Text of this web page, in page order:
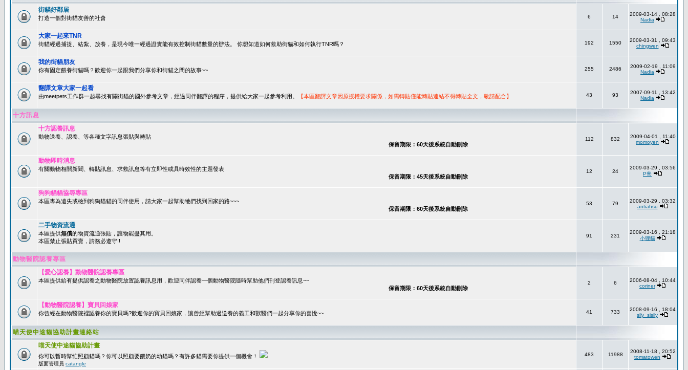
街貓好鄰居
打造一個對街貓友善的社會 6 14
2009-03-14 , 08:28
Nadia
大家一起來TNR
街貓經過捕捉、結紮、放養，是現今唯一經過證實能有效控制街貓數量的辦法。 你想知道如何救助街貓和如何執行TNR嗎？ 192 1550
2009-03-31 , 09:43
chingwen
我的街貓朋友
你有固定餵養街貓嗎？歡迎你一起跟我們分享你和街貓之間的故事~~ 255 2486
2009-02-19 , 11:09
Nadia
翻譯文章大家一起看
由meetpets工作群一起尋找有關街貓的國外參考文章，經過同伴翻譯的程序，提供給大家一起參考利用。 【本區翻譯文章因原授權要求關係，如需轉貼僅能轉貼連結不得轉貼全文，敬請配合】 43 93
2007-09-11 , 13:42
Nadia
十方訊息
十方認養訊息
動物送養、認養、等各種文字訊息張貼與轉貼
保留期限：60天後系統自動刪除
112 832
2009-04-01 , 11:40
momoyen
動物即時消息
有關動物相關新聞、轉貼訊息、求救訊息等有立即性或具時效性的主題發表
保留期限：45天後系統自動刪除
12 24
2009-03-29 , 03:56
P爸
狗狗貓貓協尋專區
本區專為遺失或檢到狗狗貓貓的同伴使用，請大家一起幫助牠們找到回家的路~~~
保留期限：60天後系統自動刪除
53 79
2009-03-29 , 03:32
antiahsu
二手物資流通
本區提供無償的物資流通張貼，讓物能盡其用。
本區禁止張貼買賣，請務必遵守!!
91 231
2009-03-16 , 21:18
小狸貓
動物醫院認養專區
【愛心認養】動物醫院認養專區
本區提供給有提供認養之動物醫院放置認養訊息用，歡迎同伴認養一個動物醫院隨時幫助他們刊登認養訊息~~
保留期限：60天後系統自動刪除
2 6
2006-08-04 , 10:44
coriner
【動物醫院認養】寶貝回娘家
你曾經在動物醫院裡認養你的寶貝嗎?歡迎你的寶貝回娘家，讓曾經幫助過送養的義工和獸醫們一起分享你的喜悅~~ 41 733
2008-09-16 , 18:04
sily_sisily
喵天使中途貓協助計畫連絡站
喵天使中途貓協助計畫
你可以暫時幫忙照顧貓嗎？你可以照顧要餵奶的幼貓嗎？有許多貓需要你提供一個機會！
版面管理員 catangle
483 11988
2008-11-18 , 20:52
tomatowen